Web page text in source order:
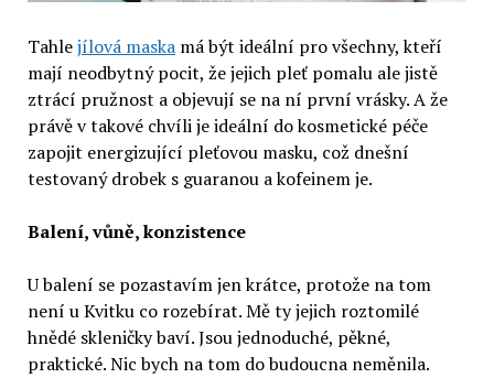
Tahlejílová maskamá být ideální pro všechny, kteří
mají neodbytný pocit, že jejich pleť pomalu ale jistě
ztrácí pružnost a objevují se na ní první vrásky. A že
právě v takové chvíli je ideální do kosmetické péče
zapojit energizující pleťovou masku, což dnešní
testovaný drobek s guaranou a kofeinem je.
Balení, vůně, konzistence
U balení se pozastavím jen krátce, protože na tom
není u Kvitku co rozebírat. Mě ty jejich roztomilé
hnědé skleničky baví. Jsou jednoduché, pěkné,
praktické. Nic bych na tom do budoucna neměnila.